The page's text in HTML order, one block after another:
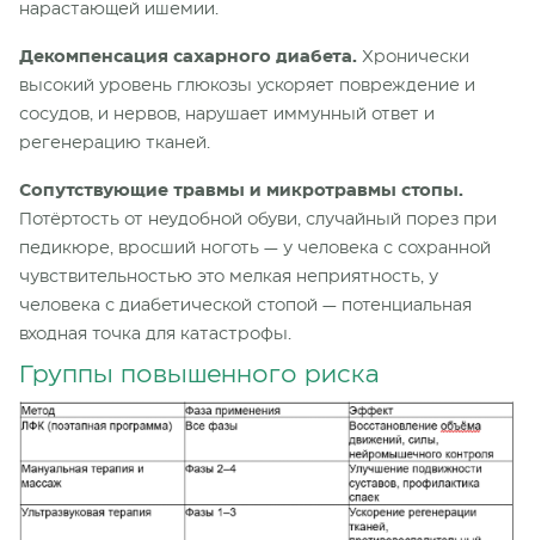
нарастающей ишемии.
Декомпенсация сахарного диабета. Хронически
высокий уровень глюкозы ускоряет повреждение и
сосудов, и нервов, нарушает иммунный ответ и
регенерацию тканей.
Сопутствующие травмы и микротравмы стопы.
Потёртость от неудобной обуви, случайный порез при
педикюре, вросший ноготь — у человека с сохранной
чувствительностью это мелкая неприятность, у
человека с диабетической стопой — потенциальная
входная точка для катастрофы.
Группы повышенного риска